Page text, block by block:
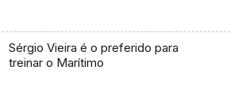
Sérgio Vieira é o preferido para
treinar o Marítimo